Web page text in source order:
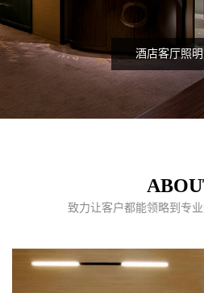
酒店客厅照
致力让客户都能领略到专